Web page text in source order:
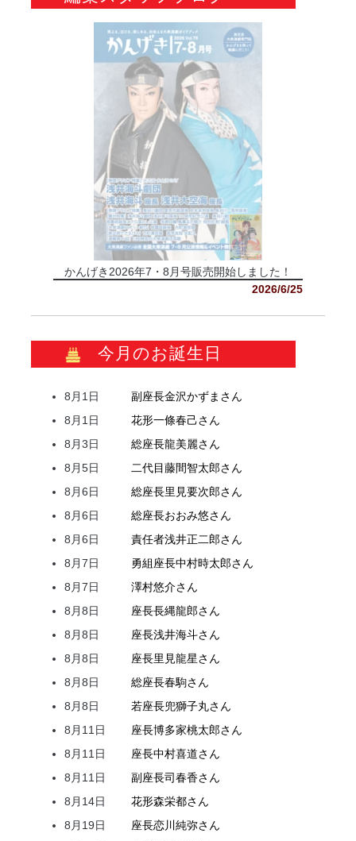
かんげき2026年7・8月号販売開始しました！
2026/6/25
今月のお誕生日
8月1日 副座長金沢かずま さん
8月1日
花形一條春己さん
8月3日
総座長龍美麗さん
8月5日
二代目藤間智太郎さん
8月6日
総座長里見要次郎さん
8月6日
総座長おおみ悠さん
8月6日
責任者浅井正二郎さん
8月7日
勇組座長中村時太郎さん
8月7日
澤村悠介さん
8月8日
座長長縄龍郎さん
8月8日
座長浅井海斗さん
8月8日
座長里見龍星さん
8月8日
総座長春駒さん
8月8日
若座長兜獅子丸さん
8月11日
座長博多家桃太郎さん
8月11日
座長中村喜道さん
8月11日
副座長司春香さん
8月14日
花形森栄都さん
8月19日
座長恋川純弥さん